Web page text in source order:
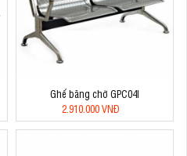
Ghế băng chờ GPC04I
2.910.000 VNĐ